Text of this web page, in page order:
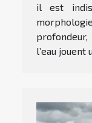
il est
l’eau jouent